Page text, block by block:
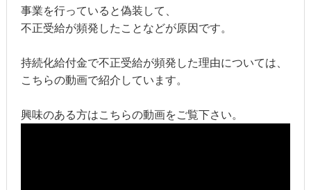
事業を行っていると偽装して、
不正受給が頻発したことなどが原因です。
持続化給付金で不正受給が頻発した理由については、
こちらの動画で紹介しています。
興味のある方はこちらの動画をご覧下さい。